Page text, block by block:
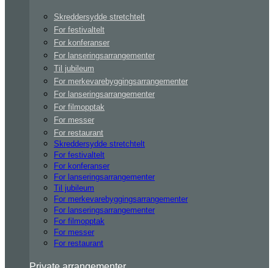
Skreddersydde stretchtelt
For festivaltelt
For konferanser
For lanseringsarrangementer
Til jubileum
For merkevarebyggingsarrangementer
For lanseringsarrangementer
For filmopptak
For messer
For restaurant
Skreddersydde stretchtelt
For festivaltelt
For konferanser
For lanseringsarrangementer
Til jubileum
For merkevarebyggingsarrangementer
For lanseringsarrangementer
For filmopptak
For messer
For restaurant